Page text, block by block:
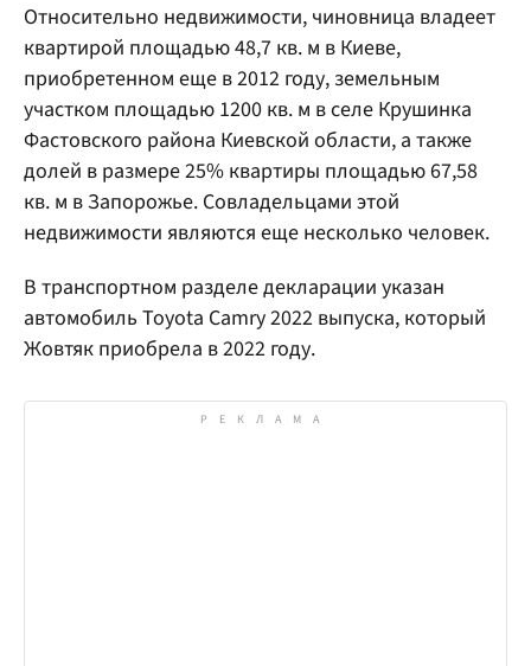
Относительно недвижимости, чиновница владеет
квартирой площадью 48,7 кв. м в Киеве,
приобретенном еще в 2012 году, земельным
участком площадью 1200 кв. м в селе Крушинка
Фастовского района Киевской области, а также
долей в размере 25% квартиры площадью 67,58
кв. м в Запорожье. Совладельцами этой
недвижимости являются еще несколько человек.
В транспортном разделе декларации указан
автомобиль Toyota Camry 2022 выпуска, который
Жовтяк приобрела в 2022 году.